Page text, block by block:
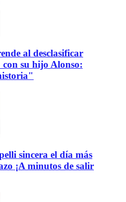
al desclasificar
su hijo Alonso:
sincera el día más
¡A minutos de salir